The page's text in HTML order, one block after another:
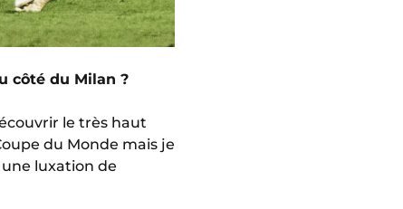
côté du Milan ?
le très haut
du Monde mais je
luxation de